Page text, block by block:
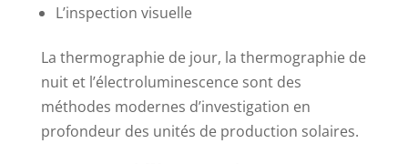
L’inspection visuelle
La thermographie de jour, la thermographie de
nuit et l’électroluminescence sont des
méthodes modernes d’investigation en
profondeur des unités de production solaires.